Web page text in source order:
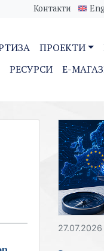
Контакти
ПРОЕКТИ
РЕСУРСИ E-